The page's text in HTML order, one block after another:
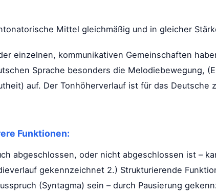
Mittel gleichmäßig und in gleicher
einzelnen, kommunikativen Gemeinschaften
Sprache besonders die Melodiebewegung,
auf. Der Tonhöherverlauf ist für das Deutsche
Funktionen:
abgeschlossen, oder nicht abgeschlossen ist –
gekennzeichnet 2.) Strukturierende
(Syntagma) sein – durch Pausierung